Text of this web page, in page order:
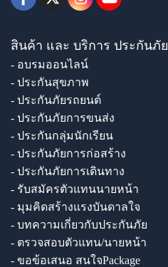
สินค้า และ บริการ ประกันภัย
- อบรมออนไลน์
- ประกันสุขภาพ
- ประกันภัยรถยนต์
- ประกันภัยการขนส่ง
- ประกันกลุ่มนักเรียน
- ประกันภัยการก่อสร้าง
- ประกันภัยการเดินทาง
- รับสมัครตัวแทนนายหน้า
- มุมคิดสร้างแรงบันดาลใจ
- บทความเกี่ยวกับประกันภัย
- ตรวจสอบตัวแทน/นายหน้า
- ขอข้อเสนอ สนใจPackage